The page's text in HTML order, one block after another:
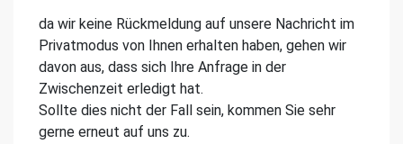
da wir keine Rückmeldung auf unsere Nachricht im
Privatmodus von Ihnen erhalten haben, gehen wir
davon aus, dass sich Ihre Anfrage in der
Zwischenzeit erledigt hat.
Sollte dies nicht der Fall sein, kommen Sie sehr
gerne erneut auf uns zu.